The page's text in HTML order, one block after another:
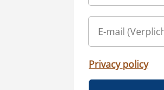
Privacy policy